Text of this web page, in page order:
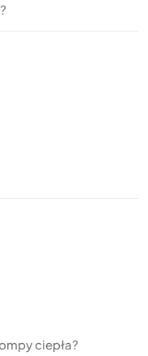
ciepła?